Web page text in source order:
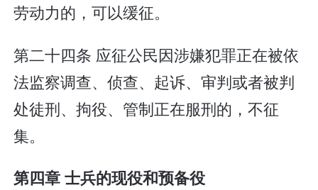
劳动力的，可以缓征。
第二十四条 应征公民因涉嫌犯罪正在被依
法监察调查、侦查、起诉、审判或者被判
处徒刑、拘役、管制正在服刑的，不征
集。
第四章 士兵的现役和预备役